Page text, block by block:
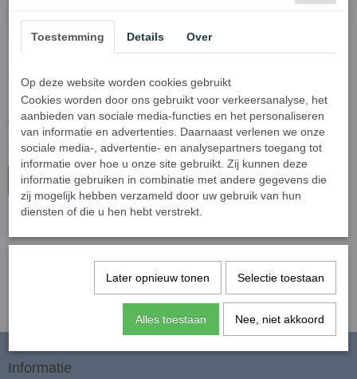
Swiffer XXL 3D Duster
Duster 3D navulling -
Swiffer 3 D Clean - Gratis
verzending
€ 32,50 € 29,25
In winkelwagen
Informatie
Toestemming Details Over
Op deze website worden cookies gebruikt
Cookies worden door ons gebruikt voor verkeersanalyse, het
aanbieden van sociale media-functies en het personaliseren
van informatie en advertenties. Daarnaast verlenen we onze
sociale media-, advertentie- en analysepartners toegang tot
informatie over hoe u onze site gebruikt. Zij kunnen deze
informatie gebruiken in combinatie met andere gegevens die
zij mogelijk hebben verzameld door uw gebruik van hun
diensten of die u hen hebt verstrekt.
Later opnieuw tonen Selectie toestaan
Alles toestaan Nee, niet akkoord